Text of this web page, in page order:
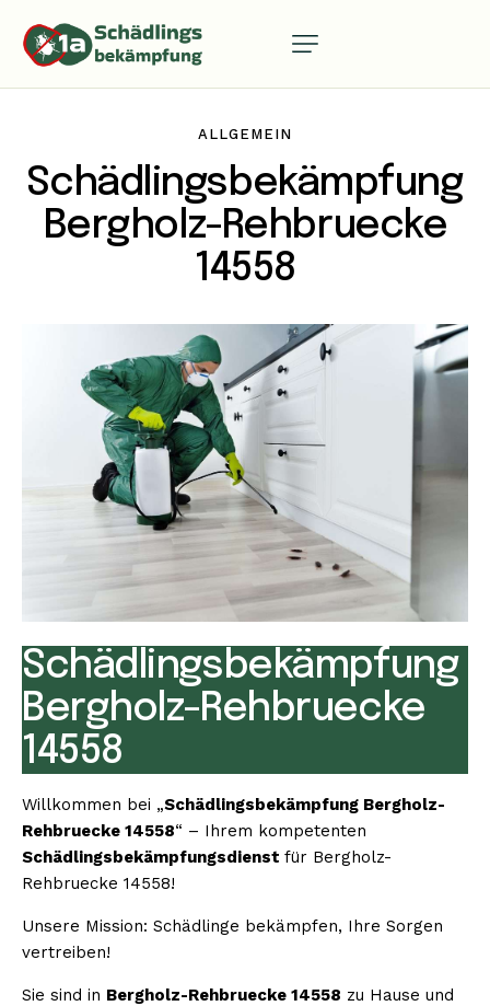
ALLGEMEIN
Schädlingsbekämpfung
Bergholz-Rehbruecke
14558
Schädlingsbekämpfung
Bergholz-Rehbruecke
14558
Willkommen bei „Schädlingsbekämpfung Bergholz-
Rehbruecke 14558“ – Ihrem kompetenten
Schädlingsbekämpfungsdienst für Bergholz-
Rehbruecke 14558!
Unsere Mission: Schädlinge bekämpfen, Ihre Sorgen
vertreiben!
Sie sind in Bergholz-Rehbruecke 14558 zu Hause und